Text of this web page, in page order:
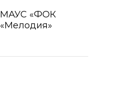
МАУС «ФОК
«Мелодия»